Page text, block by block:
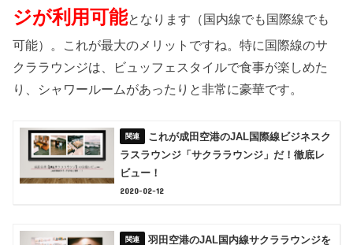
ジが利用可能となります（国内線でも国際線でも
可能）。これが最大のメリットですね。特に国際線のサ
クララウンジは、ビュッフェスタイルで食事が楽しめた
り、シャワールームがあったりと非常に豪華です。
これが成田空港のJAL国際線ビジネスク
ラスラウンジ「サクララウンジ」だ！徹底レ
ビュー！
2020-02-12
羽田空港のJAL国内線サクララウンジを